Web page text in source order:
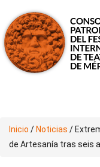
Inicio / Noticias /
de Artesanía tras seis